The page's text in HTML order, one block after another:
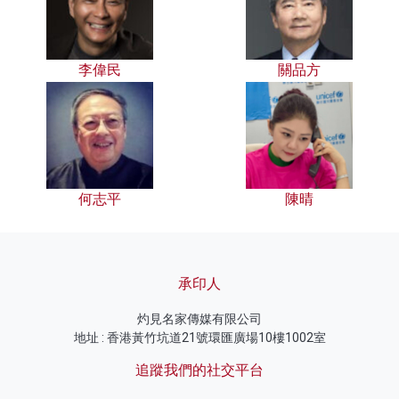
李偉民 關品方
何志平 陳晴
承印人
灼見名家傳媒有限公司
地址 : 香港黃竹坑道21號環匯廣場10樓1002室
追蹤我們的社交平台